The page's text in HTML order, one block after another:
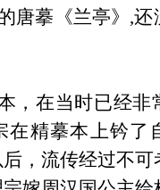
唐摹《兰亭》,还
，在当时已经非
在精摹本上钤了
，流传经过不可